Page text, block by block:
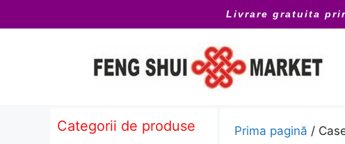
la
Livrare gratuita
Prima pagină /
Categorii de produse